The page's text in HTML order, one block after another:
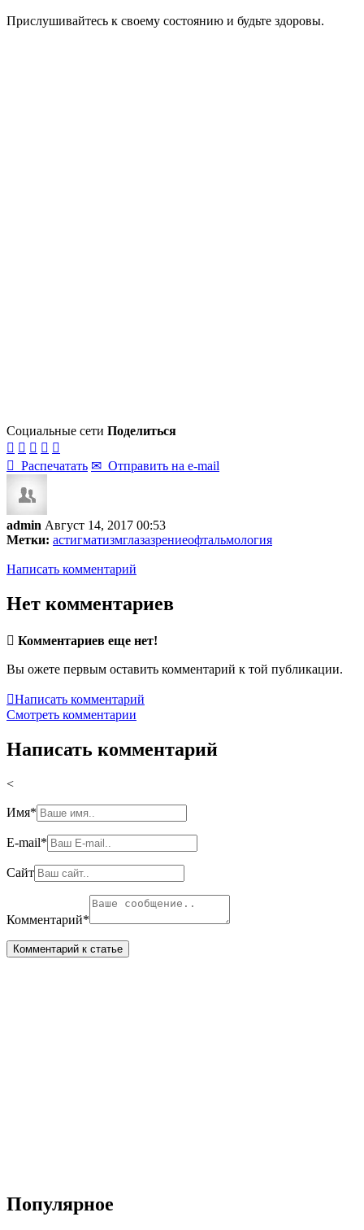
Прислушивайтесь к своему состоянию и будьте здоровы.
Социальные сети Поделиться
    
 Распечатать ✉ Отправить на e-mail
admin Август 14, 2017 00:53
Метки: астигматизмглазазрениеофтальмология
Написать комментарий
Нет комментариев
 Комментариев еще нет!
Вы ожете первым оставить комментарий к той публикации.
Написать комментарий
Смотреть комментарии
Написать комментарий
<
Имя*
E-mail*
Сайт
Комментарий*
Популярное